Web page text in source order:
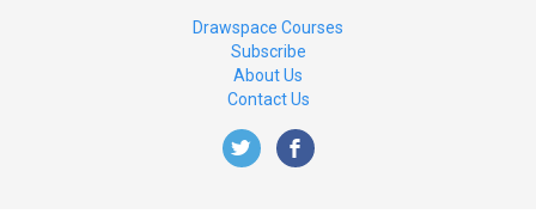
Drawspace Courses
Subscribe
About Us
Contact Us